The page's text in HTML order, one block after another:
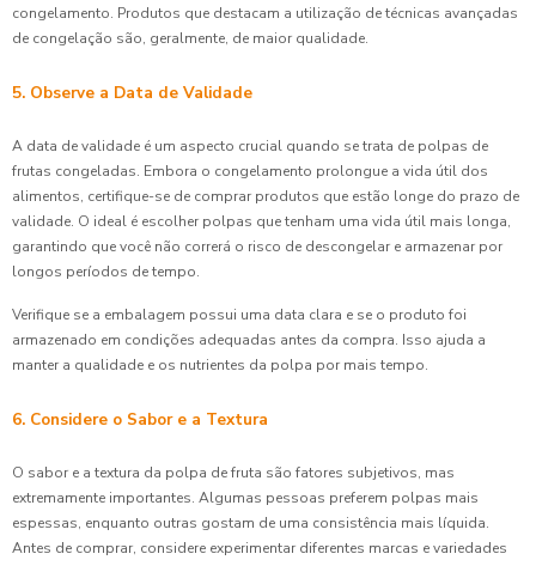
congelamento. Produtos que destacam a utilização de técnicas avançadas
de congelação são, geralmente, de maior qualidade.
5. Observe a Data de Validade
A data de validade é um aspecto crucial quando se trata de polpas de
frutas congeladas. Embora o congelamento prolongue a vida útil dos
alimentos, certifique-se de comprar produtos que estão longe do prazo de
validade. O ideal é escolher polpas que tenham uma vida útil mais longa,
garantindo que você não correrá o risco de descongelar e armazenar por
longos períodos de tempo.
Verifique se a embalagem possui uma data clara e se o produto foi
armazenado em condições adequadas antes da compra. Isso ajuda a
manter a qualidade e os nutrientes da polpa por mais tempo.
6. Considere o Sabor e a Textura
O sabor e a textura da polpa de fruta são fatores subjetivos, mas
extremamente importantes. Algumas pessoas preferem polpas mais
espessas, enquanto outras gostam de uma consistência mais líquida.
Antes de comprar, considere experimentar diferentes marcas e variedades